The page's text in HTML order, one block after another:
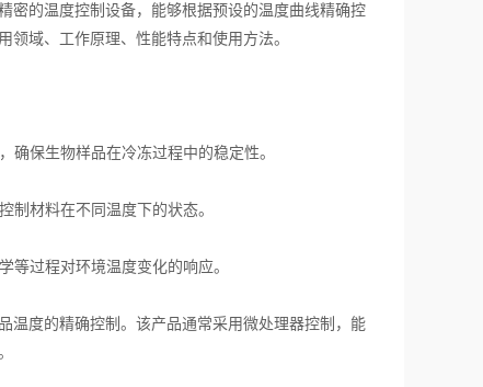
的温度控制设备，能够根据预设的温度曲线精确控
域、工作原理、性能特点和使用方法。
保生物样品在冷冻过程中的稳定性。
材料在不同温度下的状态。
过程对环境温度变化的响应。
度的精确控制。该产品通常采用微处理器控制，能